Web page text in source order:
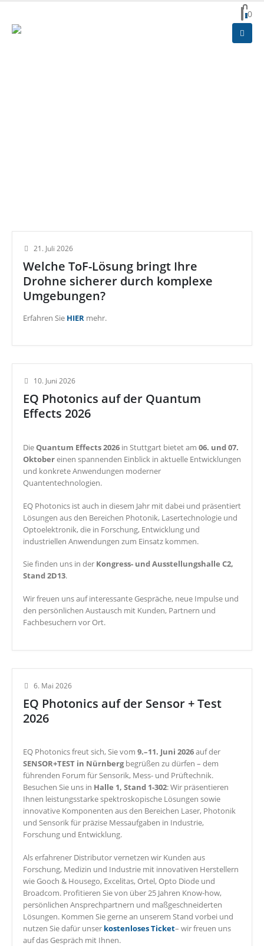
00
21. Juli 2026
Welche ToF-Lösung bringt Ihre
Drohne sicherer durch komplexe
Umgebungen?
Erfahren Sie HIER mehr.
10. Juni 2026
EQ Photonics auf der Quantum
Effects 2026
DieQuantum Effects 2026 in Stuttgart bietet am 06. und 07.
Oktobereinen spannenden Einblick in aktuelle Entwicklungen
und konkrete Anwendungen moderner
Quantentechnologien.
EQ Photonics ist auch in diesem Jahr mit dabei und präsentiert
Lösungen aus den Bereichen Photonik, Lasertechnologie und
Optoelektronik, die in Forschung, Entwicklung und
industriellen Anwendungen zum Einsatz kommen.
Sie finden uns in der Kongress- und Ausstellungshalle C2,
Stand 2D13.
Wir freuen uns auf interessante Gespräche, neue Impulse und
den persönlichen Austausch mit Kunden, Partnern und
Fachbesuchern vor Ort.
6. Mai 2026
EQ Photonics auf der Sensor + Test
2026
EQ Photonics freut sich, Sie vom 9.–11. Juni 2026auf der
SENSOR+TEST in Nürnbergbegrüßen zu dürfen – dem
führenden Forum für Sensorik, Mess- und Prüftechnik.
Besuchen Sie uns in Halle 1, Stand 1-302: Wir präsentieren
Ihnen leistungsstarke spektroskopische Lösungen sowie
innovative Komponenten aus den Bereichen Laser, Photonik
und Sensorik für präzise Messaufgaben in Industrie,
Forschung und Entwicklung.
Als erfahrener Distributor vernetzen wir Kunden aus
Forschung, Medizin und Industrie mit innovativen Herstellern
wie Gooch & Housego, Excelitas, Ortel, Opto Diode und
Broadcom. Profitieren Sie von über 25 Jahren Know-how,
persönlichen Ansprechpartnern und maßgeschneiderten
Lösungen. Kommen Sie gerne an unserem Stand vorbei und
nutzen Sie dafür unser kostenloses Ticket– wir freuen uns
auf das Gespräch mit Ihnen.